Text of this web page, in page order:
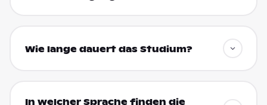
Wie lange dauert das Studium?
In welcher Sprache finden die